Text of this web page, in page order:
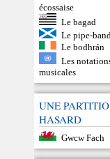
écossaise
Le bagad
Le pipe-band
Le bodhrán
Les
musicales
UNE
HASARD
Gwcw Fach